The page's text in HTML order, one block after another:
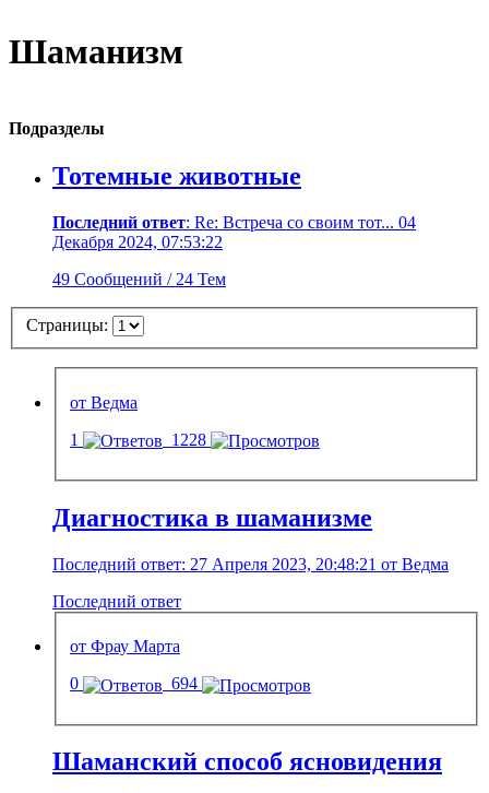
Шаманизм
Подразделы
Тотемные животные
Последний ответ: Re: Встреча со своим тот... 04
Декабря 2024, 07:53:22
49 Сообщений / 24 Тем
Страницы:
от Ведма
1
1228
Диагностика в шаманизме
Последний ответ: 27 Апреля 2023, 20:48:21 от Ведма
Последний ответ
от Фрау Марта
0
694
Шаманский способ ясновидения